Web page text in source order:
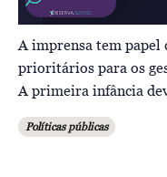
A imprensa tem papel
prioritários para os
A primeira infância
Políticas públicas